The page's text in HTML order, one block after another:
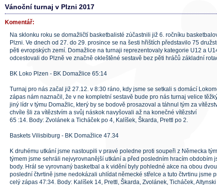
Vánoční turnaj v Plzni 2017
Komentář:
Na sklonku roku se domažličtí basketbalisté zúčastnili již 6. ročníku
Plzni. Ve dnech od 27. do 29. prosince se na šesti hřištích představilo 75
pěti evropských zemí. Domažlice na turnaji reprezentovaly kategorie U12 a
odcestovali do Plzně ve značně okleštěné sestavě bez pěti hráčů základní
BK Loko Plzen - BK Domažlice 65:14
Turnaj pro nás začal již 27.12. v 8:30 ráno, kdy jsme se setkali s domácí
zápas nám naznačil, že v ne kompletní sestavě bude pro nás turnaj velice
jiný lídr v týmu Domažlic, který by se bodově prosazoval a táhnul tým za
chvíle šli za vítězstvím a svůj náskok navyšovali až na konečné vítězství
65 :14. Body: Zvolánek a Ticháček po 4, Kalíšek, Škarda, Prettl po 2.
Baskets Vilisbiburg - BK Domažlice 47.34
K druhému utkání jsme nastoupili v pravé poledne proti soupeři z Německa
týmem jsme sehráli nejvyrovnanější utkání a před posledním hracím obdobím
body. Hrál se vyrovnaný basketbal a k vidění byly pohledné akce na obou
poslední čtvrtině jsme nedokázali uhlídat německé střelce a tuto čtvrtinu jsme
celý zápas 47:34. Body: Kalíšek 14, Prettl, Škarda, Zvolánek, Ticháček, Altynski